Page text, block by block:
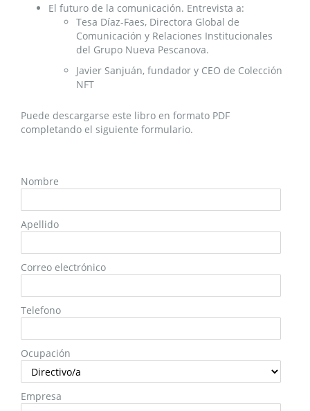
El futuro de la comunicación. Entrevista a:
Tesa Díaz-Faes, Directora Global de
Comunicación y Relaciones Institucionales
del Grupo Nueva Pescanova.
Javier Sanjuán, fundador y CEO de Colección
NFT
Puede descargarse este libro en formato PDF
completando el siguiente formulario.
Nombre
Apellido
Correo electrónico
Telefono
Ocupación
Empresa